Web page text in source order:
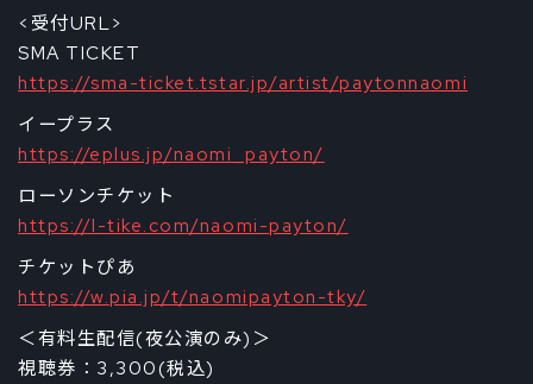
<受付URL>
SMA TICKET
https://sma-ticket.tstar.jp/artist/paytonnaomi
イープラス
https://eplus.jp/naomi_payton/
ローソンチケット
https://l-tike.com/naomi-payton/
チケットぴあ
https://w.pia.jp/t/naomipayton-tky/
＜有料生配信(夜公演のみ)＞
視聴券：3,300(税込)